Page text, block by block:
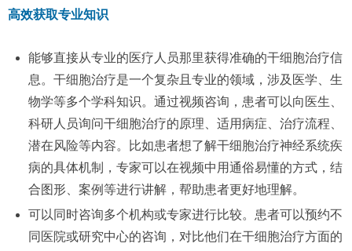
高效获取专业知识
能够直接从专业的医疗人员那里获得准确的干细胞治疗信
息。干细胞治疗是一个复杂且专业的领域，涉及医学、生
物学等多个学科知识。通过视频咨询，患者可以向医生、
科研人员询问干细胞治疗的原理、适用病症、治疗流程、
潜在风险等内容。比如患者想了解干细胞治疗神经系统疾
病的具体机制，专家可以在视频中用通俗易懂的方式，结
合图形、案例等进行讲解，帮助患者更好地理解。
可以同时咨询多个机构或专家进行比较。患者可以预约不
同医院或研究中心的咨询，对比他们在干细胞治疗方面的